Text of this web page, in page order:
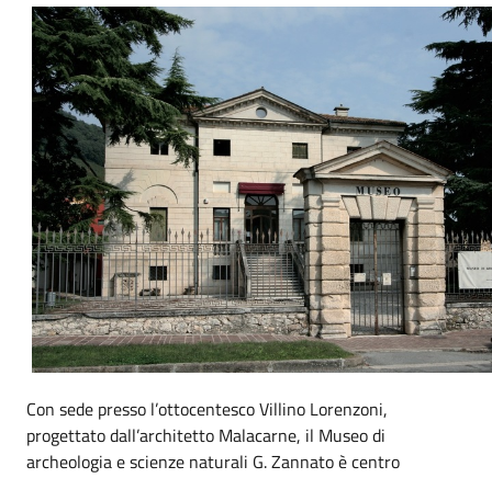
Con sede presso l’ottocentesco Villino Lorenzoni,
progettato dall’architetto Malacarne, il Museo di
archeologia e scienze naturali G. Zannatoè centro